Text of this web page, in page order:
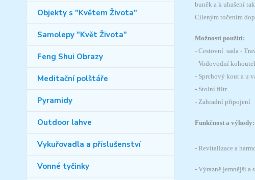
Objekty s "Květem Života"
Samolepy "Květ Života"
Feng Shui Obrazy
Meditační polštáře
Pyramidy
Outdoor lahve
Vykuřovadla a příslušenství
Vonné tyčinky
buněk a k uhašení
Cíleným točením
Možnosti použití:
- Cestovní sada -
- Vodovodní
- Sprchový kout a u
- Stolní filtr
- Zahradní připojení
Funkčnost a výhody:
- Revitalizace a
- Výrazně jemnější a